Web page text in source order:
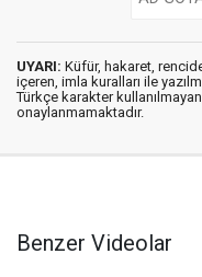
UYARI: Küfür, hakaret,
içeren, imla kuralları ile
Türkçe karakter
onaylanmamaktadır.
Benzer Videolar